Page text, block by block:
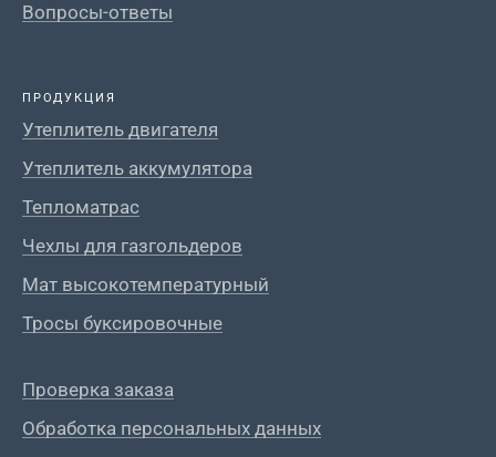
Вопросы-ответы
ПРОДУКЦИЯ
Утеплитель двигателя
Утеплитель аккумулятора
Тепломатрас
Чехлы для газгольдеров
Мат высокотемпературный
Тросы буксировочные
Проверка заказа
Обработка персональных данных